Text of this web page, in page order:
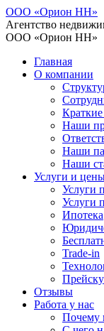
ООО «Орион НН»
Агентство
ООО «Орион НН»
Главная
О компании
Наши
Наши
Наши
Услуги и
Услуги
Услуги
Ипотека
Trade-in
Отзывы
Работа у нас
Почему